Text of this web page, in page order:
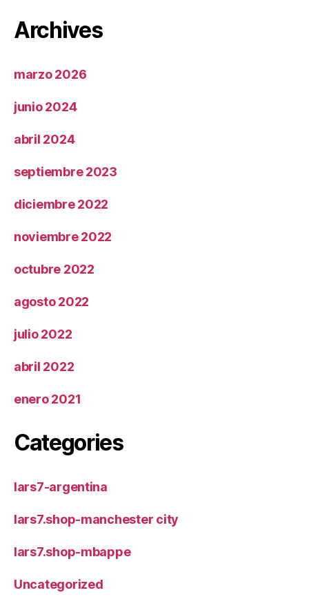
Archives
marzo 2026
junio 2024
abril 2024
septiembre 2023
diciembre 2022
noviembre 2022
octubre 2022
agosto 2022
julio 2022
abril 2022
enero 2021
Categories
lars7-argentina
lars7.shop-manchester city
lars7.shop-mbappe
Uncategorized